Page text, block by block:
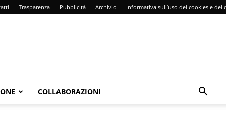
Trasparenza Pubblicità Archivio Informativa sull’uso dei cookies e dei
COLLABORAZIONI